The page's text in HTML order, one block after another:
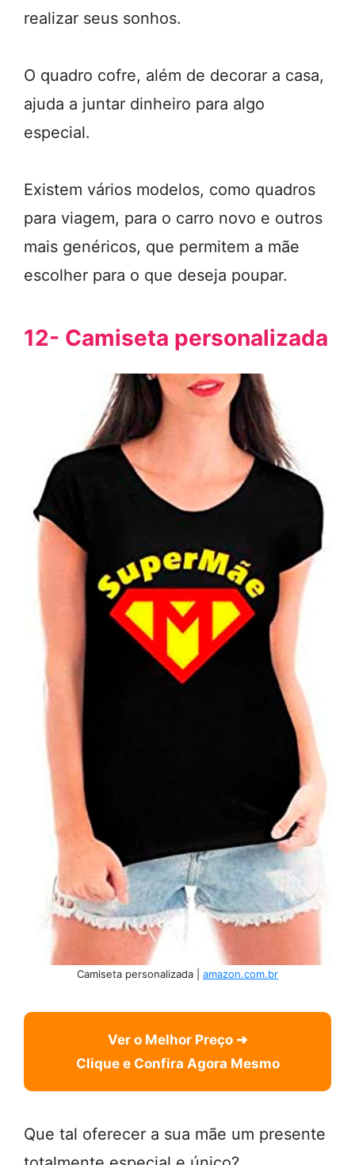
realizar seus sonhos.
O quadro cofre, além de decorar a casa,
ajuda a juntar dinheiro para algo
especial.
Existem vários modelos, como quadros
para viagem, para o carro novo e outros
mais genéricos, que permitem a mãe
escolher para o que deseja poupar.
12- Camiseta personalizada
Camiseta personalizada | amazon.com.br
Ver o Melhor Preço ➜
Clique e Confira Agora Mesmo
Que tal oferecer a sua mãe um presente